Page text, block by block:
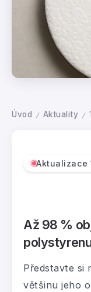
Úvod / Aktuality /
Aktualizace
Až 98 %
Představte si
většinu jeho